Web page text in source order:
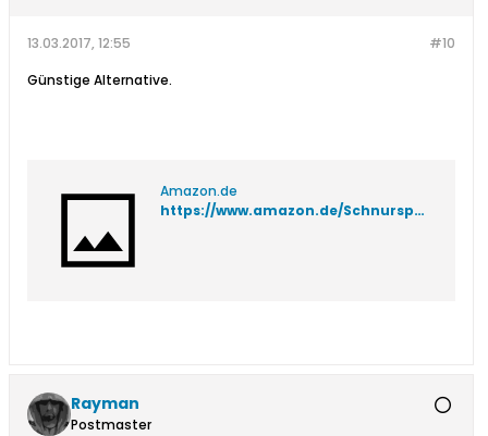
#10
13.03.2017, 12:55
Günstige Alternative.
Amazon.de
https://www.amazon.de/Schnurspulger%C3%A4t-Saugnapf-Handhaspel-Angelschnur-Spooler/dp/B00JTNS6BY/ref=cts_sp_3_vtp?pf_rd_m=A3JWKAKR8XB7XF&pf_rd_p=1212178327&pf_rd_r=V4BQV6NWP2PVH4V0HQWV&pd_rd_wg=uSxMZ&pf_rd_s=desktop-detail-softlines&pf_rd_t=40701&pd_rd_i=B00JTNS6BY&pd_rd_w=hnV5n&pf_rd_i=desktop-detail-softlines&pd_rd_r=V4BQV6NWP2PVH4V0HQWV&_encoding=UTF8
Rayman
Postmaster